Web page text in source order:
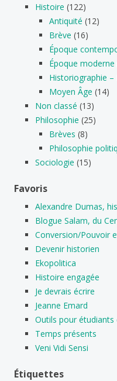
Histoire (122)
Antiquité (12)
Brève (16)
Époque
Époque moderne
Historiographie
Moyen Âge (14)
Non classé (13)
Philosophie (25)
Brèves (8)
Philosophie
Sociologie (15)
Favoris
Alexandre Dumas,
Blogue Salam, du
Conversion/Pouvoir
Devenir historien
Ekopolitica
Histoire engagée
Je devrais écrire
Jeanne Emard
Outils pour étudiants
Temps présents
Veni Vidi Sensi
Étiquettes